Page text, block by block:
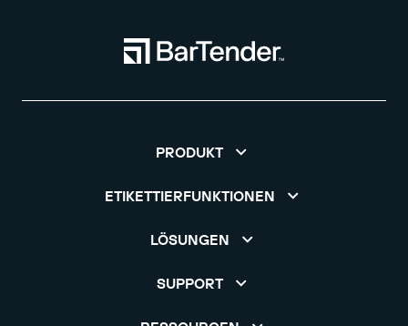
PRODUKT
ETIKETTIERFUNKTIONEN
LÖSUNGEN
SUPPORT